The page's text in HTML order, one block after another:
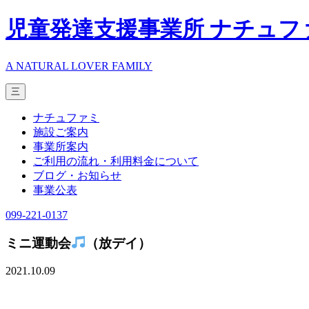
児童発達支援事業所 ナチュフ
A NATURAL LOVER FAMILY
三
ナチュファミ
施設ご案内
事業所案内
ご利用の流れ・利用料金について
ブログ・お知らせ
事業公表
099-221-0137
ミニ運動会 （放デイ）
2021.10.09